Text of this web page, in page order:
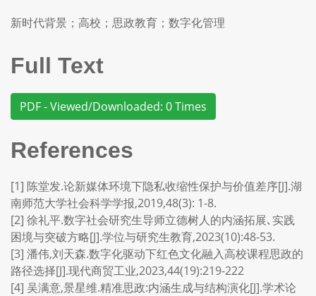
新时代背景；高校；思政教育；数字化管理
Full Text
PDF - Viewed/Downloaded: 0 Times
References
[1] 陈堂发.论新媒体环境下隐私收缩性保护与价值差序[J].湖
南师范大学社会科学学报,2019,48(3): 1-8.
[2] 徐礼平.数字社会研究生导师立德树人的内涵拓展､实践
困境与突破方略[J].学位与研究生教育,2023(10):48-53.
[3] 潘伟,刘天森.数字化驱动下红色文化融入高校课程思政的
路径选择[J].现代商贸工业,2023,44(19):219-222
[4] 吴满意,景星维.精准思政:内涵生成与结构演化[J].学术论